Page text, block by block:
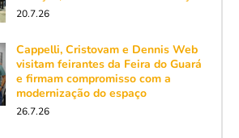
20.7.26
Cappelli, Cristovam e Dennis Web
visitam feirantes da Feira do Guará
e firmam compromisso com a
modernização do espaço
26.7.26